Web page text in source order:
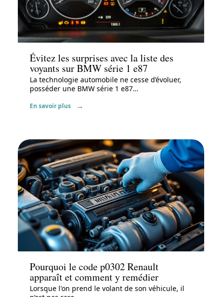
Actu
Évitez les surprises avec la liste des
voyants sur BMW série 1 e87
La technologie automobile ne cesse d’évoluer,
posséder une BMW série 1 e87…
En savoir plus
Actu
Pourquoi le code p0302 Renault
apparaît et comment y remédier
Lorsque l'on prend le volant de son véhicule, il